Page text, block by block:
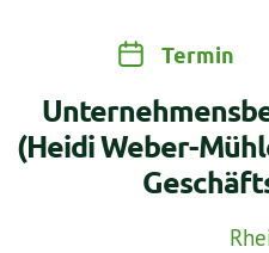
Termin
(Heidi Weber-